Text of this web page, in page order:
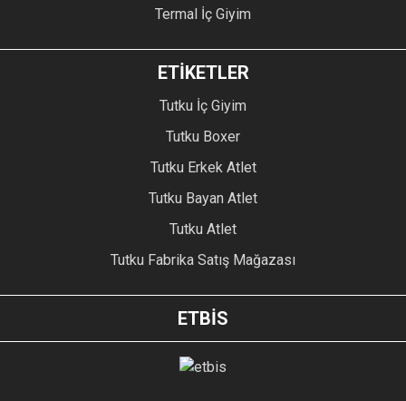
Termal İç Giyim
ETİKETLER
Tutku İç Giyim
Tutku Boxer
Tutku Erkek Atlet
Tutku Bayan Atlet
Tutku Atlet
Tutku Fabrika Satış Mağazası
ETBİS